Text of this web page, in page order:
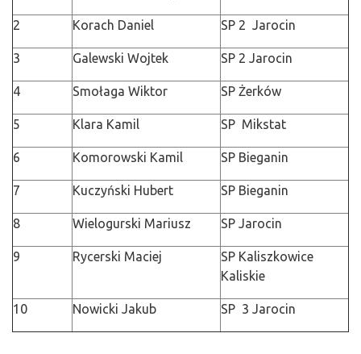
2 Korach Daniel SP 2 Jarocin
3 Galewski Wojtek SP 2 Jarocin
4 Smołaga Wiktor SP Żerków
5 Klara Kamil SP Mikstat
6 Komorowski Kamil SP Bieganin
7 Kuczyński Hubert SP Bieganin
8 Wielogurski Mariusz SP Jarocin
9 Rycerski Maciej
SP Kaliszkowice
Kaliskie
10 Nowicki Jakub SP 3 Jarocin